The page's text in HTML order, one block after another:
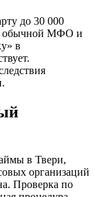
до 30 000
обычной МФО и
в
в Твери,
организаций
Проверка по